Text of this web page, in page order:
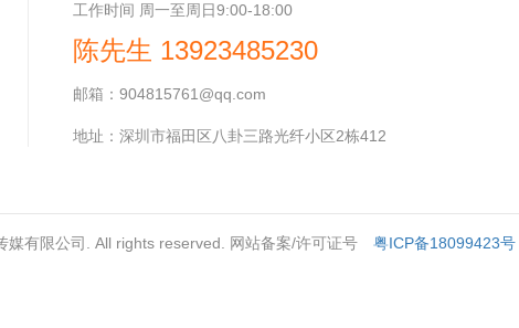
工作时间 周一至周日9:00-18:00
陈先生 13923485230
邮箱： 904815761@qq.com
地址： 深圳市福田区八卦三路光纤小区2栋412
媒有限公司. All rights reserved. 网站备案/许可证号 粤ICP备18099423号